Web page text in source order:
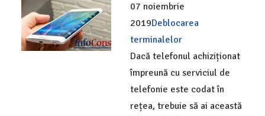
07 noiembrie
2019Deblocarea
terminalelor
Dacă telefonul achiziționat
împreună cu serviciul de
telefonie este codat în
rețea, trebuie să ai această